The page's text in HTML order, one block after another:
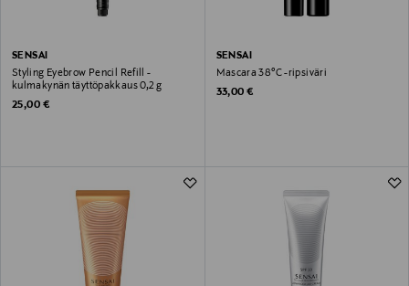
SENSAI
Styling Eyebrow Pencil Refill -
kulmakynän täyttöpakkaus 0,2 g
Original Price
25,00 €
SENSAI
Mascara 38°C -ripsiväri
Original Price
33,00 €